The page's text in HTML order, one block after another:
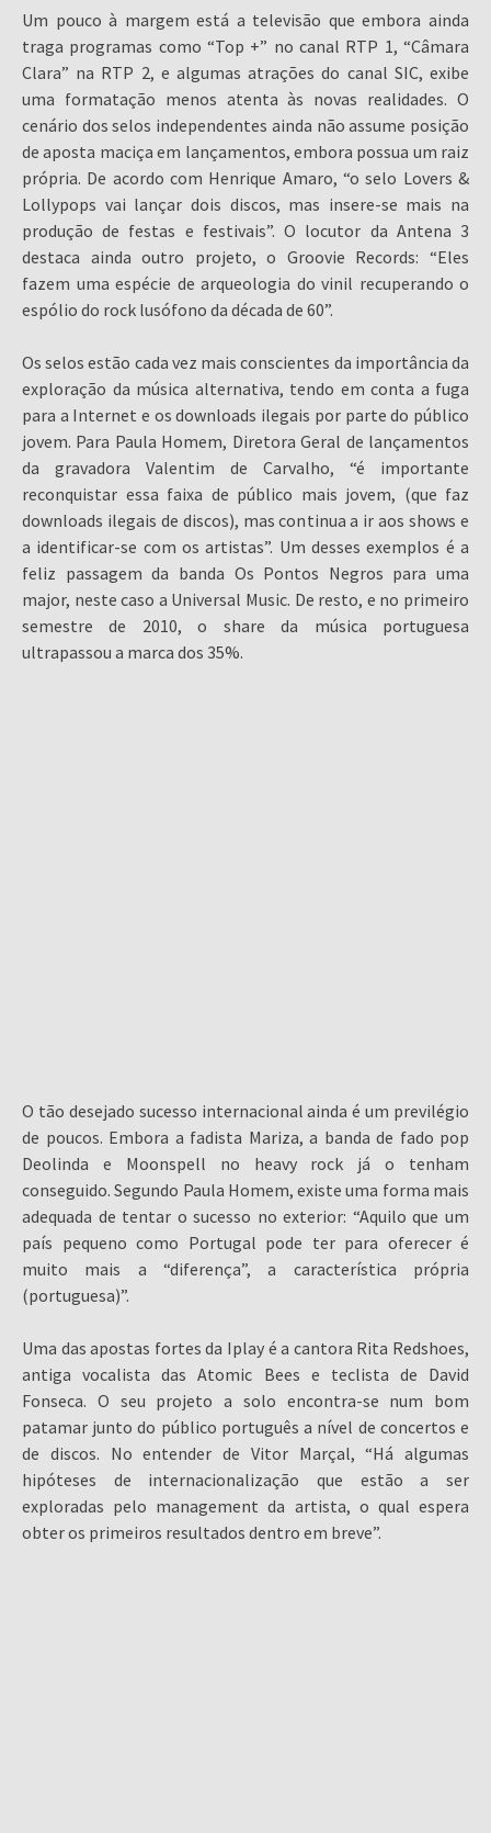
Um pouco à margem está a televisão que embora ainda
traga programas como “Top +” no canal RTP 1, “Câmara
Clara” na RTP 2, e algumas atrações do canal SIC, exibe
uma formatação menos atenta às novas realidades. O
cenário dos selos independentes ainda não assume posição
de aposta maciça em lançamentos, embora possua um raiz
própria. De acordo com Henrique Amaro, “o selo Lovers &
Lollypops vai lançar dois discos, mas insere-se mais na
produção de festas e festivais”. O locutor da Antena 3
destaca ainda outro projeto, o Groovie Records: “Eles
fazem uma espécie de arqueologia do vinil recuperando o
espólio do rock lusófono da década de 60”.
Os selos estão cada vez mais conscientes da importância da
exploração da música alternativa, tendo em conta a fuga
para a Internet e os downloads ilegais por parte do público
jovem. Para Paula Homem, Diretora Geral de lançamentos
da gravadora Valentim de Carvalho, “é importante
reconquistar essa faixa de público mais jovem, (que faz
downloads ilegais de discos), mas continua a ir aos shows e
a identificar-se com os artistas”. Um desses exemplos é a
feliz passagem da banda Os Pontos Negros para uma
major, neste caso a Universal Music. De resto, e no primeiro
semestre de 2010, o share da música portuguesa
ultrapassou a marca dos 35%.
O tão desejado sucesso internacional ainda é um previlégio
de poucos. Embora a fadista Mariza, a banda de fado pop
Deolinda e Moonspell no heavy rock já o tenham
conseguido. Segundo Paula Homem, existe uma forma mais
adequada de tentar o sucesso no exterior: “Aquilo que um
país pequeno como Portugal pode ter para oferecer é
muito mais a “diferença”, a característica própria
(portuguesa)”.
Uma das apostas fortes da Iplay é a cantora Rita Redshoes,
antiga vocalista das Atomic Bees e teclista de David
Fonseca. O seu projeto a solo encontra-se num bom
patamar junto do público português a nível de concertos e
de discos. No entender de Vitor Marçal, “Há algumas
hipóteses de internacionalização que estão a ser
exploradas pelo management da artista, o qual espera
obter os primeiros resultados dentro em breve”.